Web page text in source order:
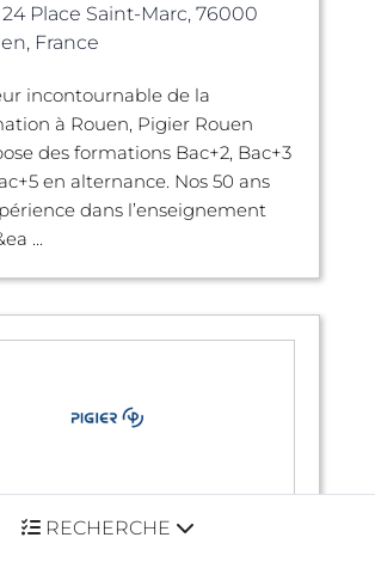
RECHERCHE
24 Place Saint-Marc, 76000
France
incontournable de la
à Rouen, Pigier Rouen
des formations Bac+2, Bac+3
en alternance. Nos 50 ans
dans l’enseignement
...
Paris - Pigier Paris